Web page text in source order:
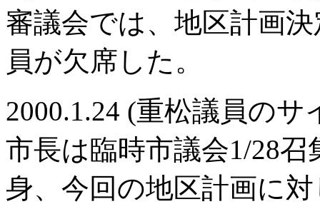
審議会では、地区計画
員が欠席した。
2000.1.24 (重松議員のサ
市長は臨時市議会1/28
身、今回の地区計画に